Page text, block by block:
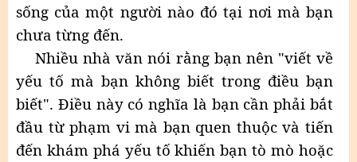
sống của một người nào đó tại nơi mà bạn
chưa từng đến.
Nhiều nhà văn nói rằng bạn nên "viết về
yếu tố mà bạn không biết trong điều bạn
biết". Điều này có nghĩa là bạn cần phải bắt
đầu từ phạm vi mà bạn quen thuộc và tiến
đến khám phá yếu tố khiến bạn tò mò hoặc